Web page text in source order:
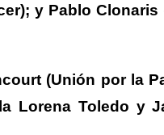
y Pablo
(Unión por la
Lorena Toledo y